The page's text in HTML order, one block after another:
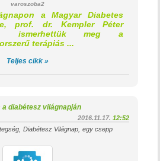
varoszoba2
a Magyar Diabetes
prof. dr. Kempler Péter
ismerhettük meg a
terápiás ...
Teljes cikk »
diabétesz világnapján
2016.11.17. 12:52
Diabétesz Világnap
egy csepp